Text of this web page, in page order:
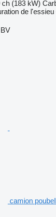
ch (183 kW)
de l'essieu
camion